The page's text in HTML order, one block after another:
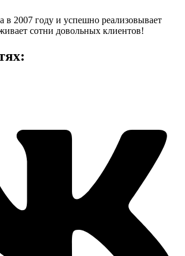
в 2007 году и успешно реализовывает
сотни довольных клиентов!